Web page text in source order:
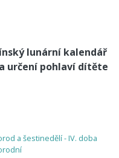
lunární kalendář
určení pohlaví dítěte
a šestinedělí - IV. doba